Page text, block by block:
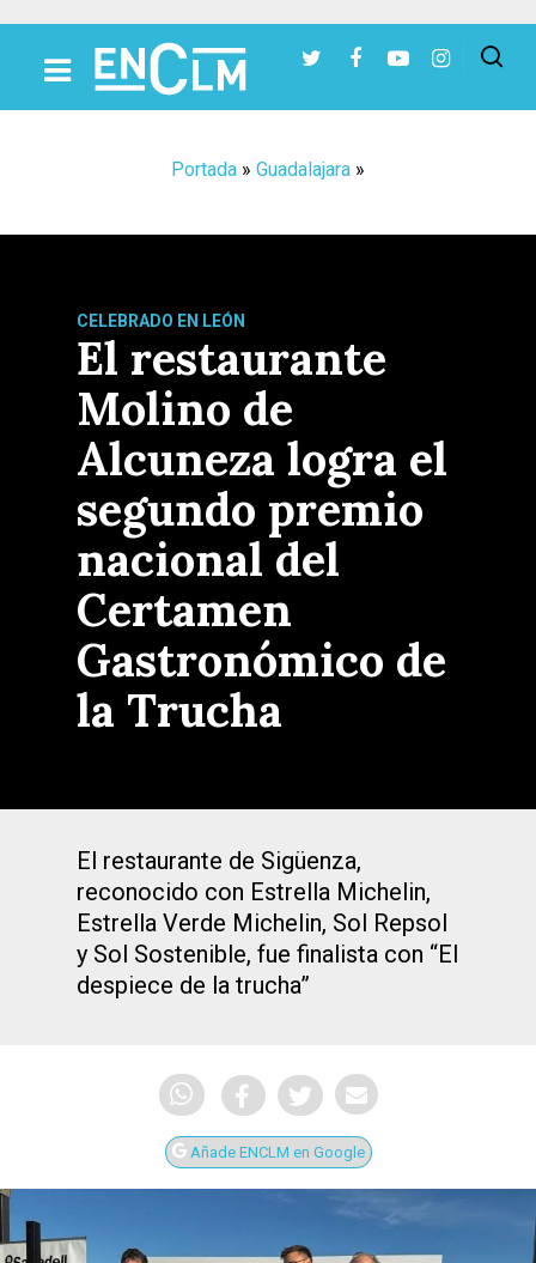
Portada » Guadalajara »
CELEBRADO EN LEÓN
El restaurante
Molino de
Alcuneza logra el
segundo premio
nacional del
Certamen
Gastronómico de
la Trucha
El restaurante de Sigüenza,
reconocido con Estrella Michelin,
Estrella Verde Michelin, Sol Repsol
y Sol Sostenible, fue finalista con “El
despiece de la trucha”
Añade ENCLM en Google